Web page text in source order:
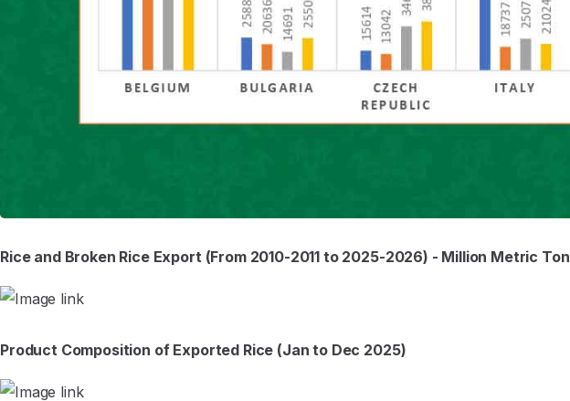
Rice and Broken Rice Export (From 2010-2011 to 2025-2026) - Million Metric Ton
Product Composition of Exported Rice (Jan to Dec 2025)